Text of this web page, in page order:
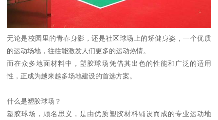
无论是校园里的青春身影，还是社区球场上的矫健身姿，一个优质
的运动场地，往往能激发人们更多的运动热情。
而在众多地面材料中，塑胶球场凭借其出色的性能和广泛的适用
性，正成为越来越多场地建设的首选方案。
什么是塑胶球场？
塑胶球场，顾名思义，是由优质塑胶材料铺设而成的专业运动地